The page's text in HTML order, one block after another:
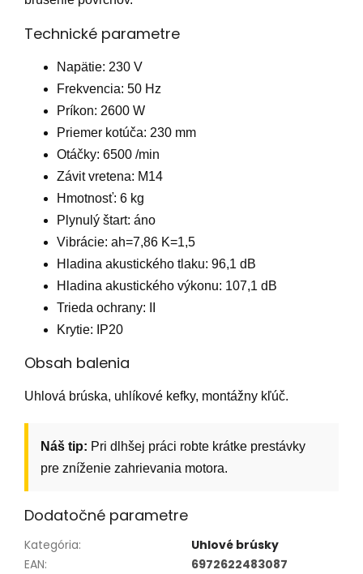
Technické parametre
Napätie: 230 V
Frekvencia: 50 Hz
Príkon: 2600 W
Priemer kotúča: 230 mm
Otáčky: 6500 /min
Závit vretena: M14
Hmotnosť: 6 kg
Plynulý štart: áno
Vibrácie: ah=7,86 K=1,5
Hladina akustického tlaku: 96,1 dB
Hladina akustického výkonu: 107,1 dB
Trieda ochrany: II
Krytie: IP20
Obsah balenia
Uhlová brúska, uhlíkové kefky, montážny kľúč.
Náš tip: Pri dlhšej práci robte krátke prestávky
pre zníženie zahrievania motora.
Dodatočné parametre
Kategória:
Uhlové brúsky
EAN:
6972622483087